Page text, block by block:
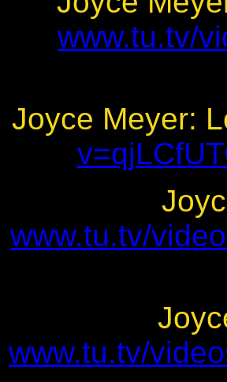
www.tu.tv/
Joyce Meyer:
www.tu.tv/
www.tu.tv/